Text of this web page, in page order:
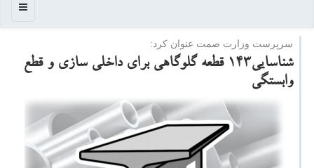
منو
سرپرست وزارت صمت عنوان كرد:
شناسایی۱۴۳ قطعه گلوگاهی برای داخلی سازی و قطع
وابستگی